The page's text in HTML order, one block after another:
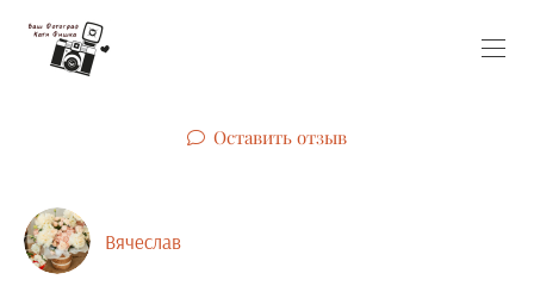
Оставить отзыв
Вячеслав